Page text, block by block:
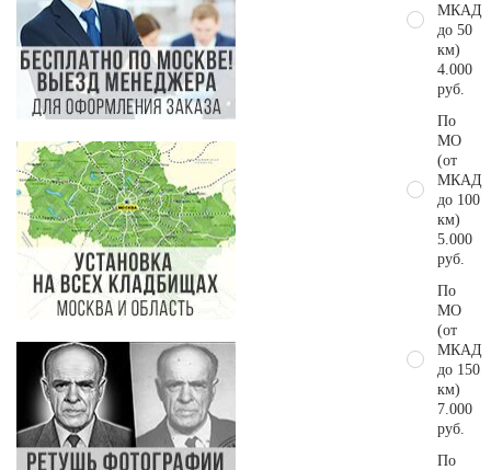
МКАД
до 50
км)
4.000
руб.
По
МО
(от
МКАД
до 100
км)
5.000
руб.
По
МО
(от
МКАД
до 150
км)
7.000
руб.
По